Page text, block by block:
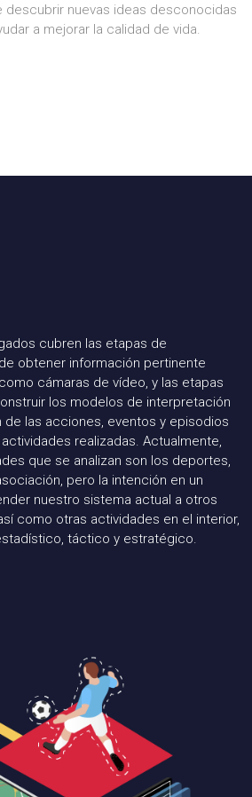
descubrir nuevas ideas desconocidas
a mejorar la calidad de vida.
cubren las etapas de
obtener información pertinente
cámaras de vídeo, y las etapas
los modelos de interpretación
de las acciones, eventos y episodios
realizadas.Actualmente,
que se analizan son los deportes,
pero la intención en un
nuestro sistema actual a otros
como otras actividades en el interior,
, táctico y estratégico.